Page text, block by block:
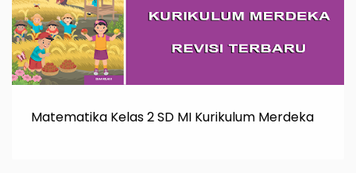
Matematika Kelas 2 SD MI Kurikulum Merdeka